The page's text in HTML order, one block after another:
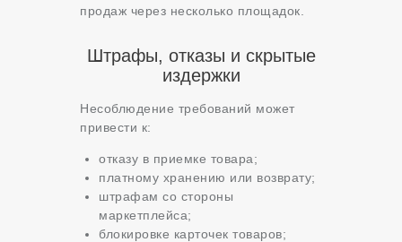
продаж через несколько площадок.
Штрафы, отказы и скрытые
издержки
Несоблюдение требований может
привести к:
отказу в приемке товара;
платному хранению или возврату;
штрафам со стороны
маркетплейса;
блокировке карточек товаров;